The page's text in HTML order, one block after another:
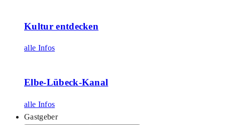
Kultur entdecken
alle Infos
Elbe-Lübeck-Kanal
alle Infos
Gastgeber